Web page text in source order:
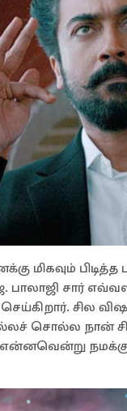
மிகவும்
சார்
செய்கிறார். சில
நான்
நமக்கு